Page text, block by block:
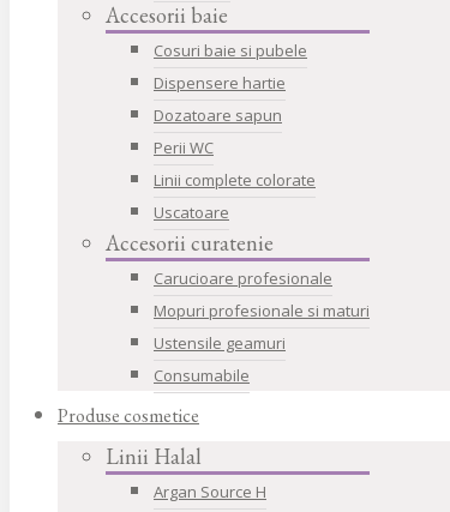
Accesorii baie
Cosuri baie si pubele
Dispensere hartie
Dozatoare sapun
Perii WC
Linii complete colorate
Uscatoare
Accesorii curatenie
Carucioare profesionale
Mopuri profesionale si maturi
Ustensile geamuri
Consumabile
Produse cosmetice
Linii Halal
Argan Source H